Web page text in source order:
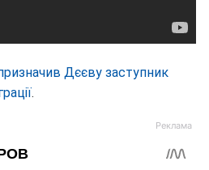
Дєєву заступник
.